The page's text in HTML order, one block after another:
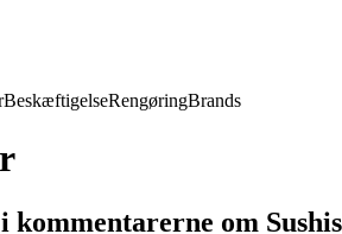
BeskæftigelseRengøringBrands
kommentarerne om